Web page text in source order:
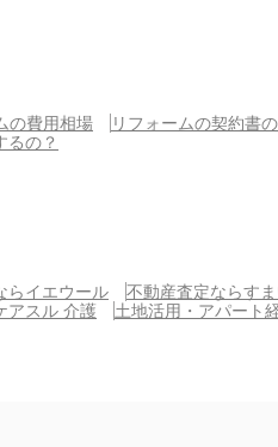
の費用相場 リフォームの契約書
るの？
らイエウール 不動産査定ならす
アスル 介護
土地活用・アパート